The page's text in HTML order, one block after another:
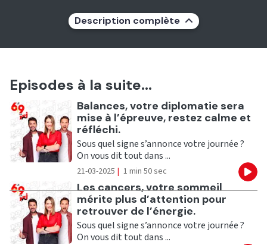
Description complète
Episodes à la suite...
Ecouter
Balances, votre diplomatie sera
mise à l’épreuve, restez calme et
réfléchi.
Sous quel signe s’annonce votre journée ?
On vous dit tout dans ...
21-03-2025 | 1 min 50 sec
Ecouter
Les cancers, votre sommeil
mérite plus d’attention pour
retrouver de l’énergie.
Sous quel signe s’annonce votre journée ?
On vous dit tout dans ...